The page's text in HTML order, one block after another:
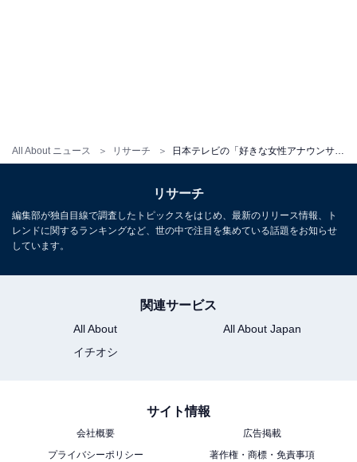
All About ニュース リサーチ
ていてレギュラーの方たちとの掛け合いとか面白くて好
す」（北海道、40代男性）などの意見が寄せられまし
た。
リサーチ
編集部が独自目線で調査したトピックスをはじめ、最新のリリース情報、ト
レンドに関するランキングなど、世の中で注目を集めている話題をお知らせ
しています。
関連サービス
All About
All About Japan
イチオシ
サイト情報
会社概要
広告掲載
プライバシーポリシー
著作権・商標・免責事項